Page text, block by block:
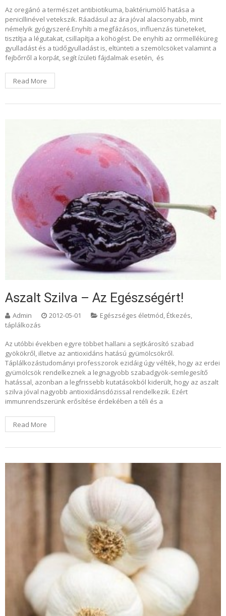
Az oregánó a természet antibiotikuma, baktériumölő hatása a
penicillinével vetekszik. Ráadásul az ára jóval alacsonyabb, mint
némelyik gyógyszeré.Enyhíti a megfázásos, influenzás tüneteket,
tisztítja a légutakat, csillapítja a köhögést. De enyhíti az orrmelléküreg
gyulladást és a tüdőgyulladást is, eltünteti a szemölcsöket valamint a
fejbőrről a korpát, segít ízületi fájdalmak esetén, és
Read More
Aszalt Szilva – Az Egészségért!
Admin 2012-05-01 Egészséges életmód, Étkezés,
táplálkozás
Az utóbbi években egyre többet hallani a sejtkárosító szabad
gyökökről, illetve az antioxidáns hatású gyümölcsökről.
Táplálkozástudományi professzorok ezidáig úgy vélték, hogy az erdei
gyümölcsök rendelkeznek a legnagyobb szabadgyök-semlegesítő
hatással, azonban a legfrissebb kutatásokból kiderült, hogy az aszalt
szilva jóval nagyobb antioxidánsdózissal rendelkezik. Ezért
immunrendszerünk erősítése érdekében a téli és a
Read More